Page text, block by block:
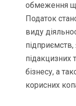
обмеження
Податок
виду
підакцизних
бізнесу, а
корисних